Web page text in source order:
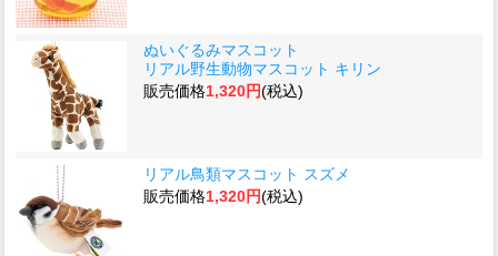
ぬいぐるみマスコット
リアル野生動物マスコット キリン
販売価格1,320円(税込)
リアル鳥類マスコット スズメ
販売価格1,320円(税込)